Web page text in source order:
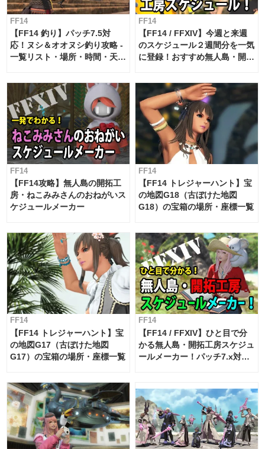
FF14
【FF14 釣り】パッチ7.5対
応！ヌシ＆オオヌシ釣り攻略 -
一覧リスト・場所・時間・天
FF14
【FF14 / FFXIV】今週と来週
のスケジュール２週間分を一気
に登録！おすすめ無人島・開拓
FF14
【FF14攻略】無人島の開拓工
房・ねこみみさんのおねがいス
ケジュールメーカー
FF14
【FF14 トレジャーハント】宝
の地図G18（古ぼけた地図
G18）の宝箱の場所・座標一覧
FF14
【FF14 トレジャーハント】宝
の地図G17（古ぼけた地図
G17）の宝箱の場所・座標一覧
FF14
【FF14 / FFXIV】ひと目で分
かる無人島・開拓工房スケジュ
ールメーカー！パッチ7.x対応